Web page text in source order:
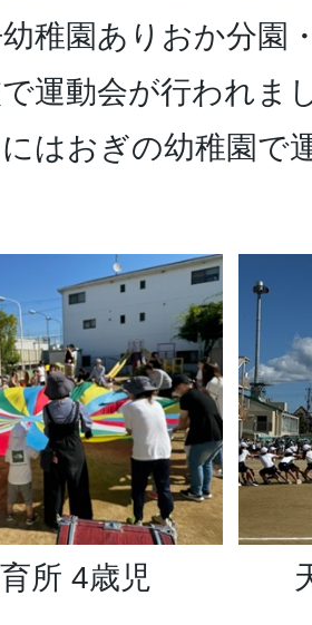
稚園ありおか分園
運動会が行われま
にはおぎの幼稚園で
所 4歳児